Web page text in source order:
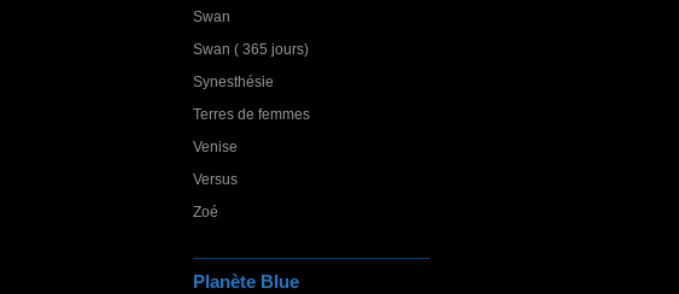
Swan
Swan ( 365 jours)
Synesthésie
Terres de femmes
Venise
Versus
Zoé
Planète Blue